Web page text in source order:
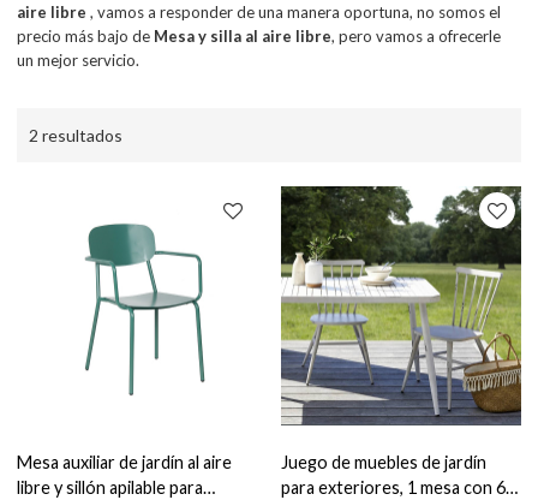
aire libre , vamos a responder de una manera oportuna, no somos el
precio más bajo de Mesa y silla al aire libre, pero vamos a ofrecerle
un mejor servicio.
2 resultados
Mesa auxiliar de jardín al aire
libre y sillón apilable para
Juego de muebles de jardín
para exteriores, 1 mesa con 6